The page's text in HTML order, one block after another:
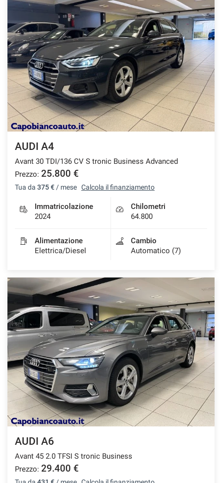
AUDI A4
Avant 30 TDI/136 CV S tronic Business Advanced
Prezzo: 25.800 €
Tua da 375 € / mese Calcola il finanziamento
Immatricolazione
2024
Chilometri
64.800
Alimentazione
Elettrica/Diesel
Cambio
Automatico (7)
AUDI A6
Avant 45 2.0 TFSI S tronic Business
Prezzo: 29.400 €